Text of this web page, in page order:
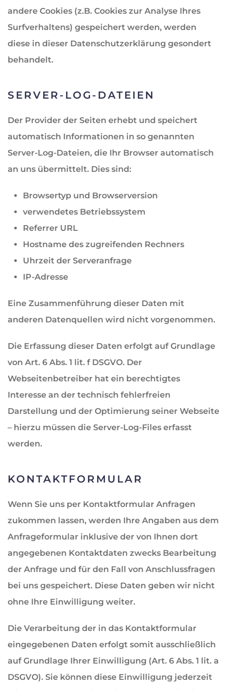
andere Cookies (z.B. Cookies zur Analyse Ihres
Surfverhaltens) gespeichert werden, werden
diese in dieser Datenschutzerklärung gesondert
behandelt.
SERVER-LOG-DATEIEN
Der Provider der Seiten erhebt und speichert
automatisch Informationen in so genannten
Server-Log-Dateien, die Ihr Browser automatisch
an uns übermittelt. Dies sind:
Browsertyp und Browserversion
verwendetes Betriebssystem
Referrer URL
Hostname des zugreifenden Rechners
Uhrzeit der Serveranfrage
IP-Adresse
Eine Zusammenführung dieser Daten mit
anderen Datenquellen wird nicht vorgenommen.
Die Erfassung dieser Daten erfolgt auf Grundlage
von Art. 6 Abs. 1 lit. f DSGVO. Der
Webseitenbetreiber hat ein berechtigtes
Interesse an der technisch fehlerfreien
Darstellung und der Optimierung seiner Webseite
– hierzu müssen die Server-Log-Files erfasst
werden.
KONTAKTFORMULAR
Wenn Sie uns per Kontaktformular Anfragen
zukommen lassen, werden Ihre Angaben aus dem
Anfrageformular inklusive der von Ihnen dort
angegebenen Kontaktdaten zwecks Bearbeitung
der Anfrage und für den Fall von Anschlussfragen
bei uns gespeichert. Diese Daten geben wir nicht
ohne Ihre Einwilligung weiter.
Die Verarbeitung der in das Kontaktformular
eingegebenen Daten erfolgt somit ausschließlich
auf Grundlage Ihrer Einwilligung (Art. 6 Abs. 1 lit. a
DSGVO). Sie können diese Einwilligung jederzeit